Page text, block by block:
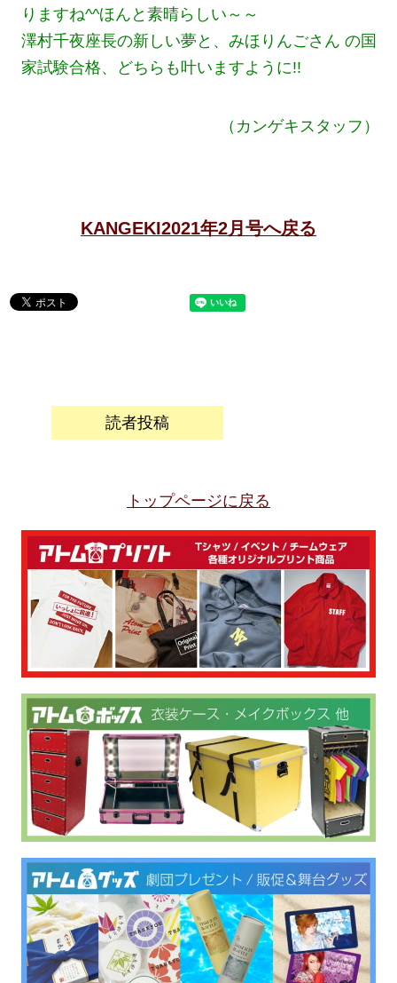
りますね^^ほんと素晴らしい～～
澤村千夜座長の新しい夢と、みほりんごさん の国
家試験合格、どちらも叶いますように!!
（カンゲキスタッフ）
KANGEKI2021年2月号へ戻る
読者投稿
トップページに戻る